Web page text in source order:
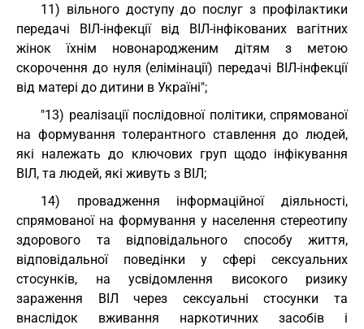
11) вільного доступу до послуг з профілактики
передачі ВІЛ-інфекції від ВІЛ-інфікованих вагітних
жінок їхнім новонародженим дітям з метою
скорочення до нуля (елімінації) передачі ВІЛ-інфекції
від матері до дитини в Україні";
"13) реалізації послідовної політики, спрямованої
на формування толерантного ставлення до людей,
які належать до ключових груп щодо інфікування
ВІЛ, та людей, які живуть з ВІЛ;
14) провадження інформаційної діяльності,
спрямованої на формування у населення стереотипу
здорового та відповідального способу життя,
відповідальної поведінки у сфері сексуальних
стосунків, на усвідомлення високого ризику
зараження ВІЛ через сексуальні стосунки та
внаслідок вживання наркотичних засобів і